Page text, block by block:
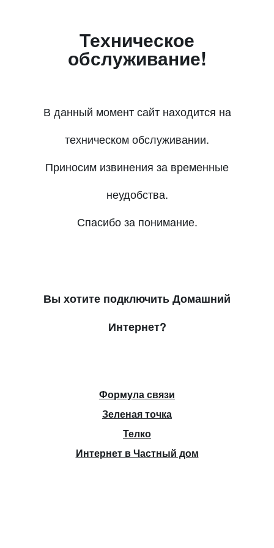
Техническое
обслуживание!
В данный момент сайт находится на
техническом обслуживании.
Приносим извинения за временные
неудобства.
Спасибо за понимание.
Вы хотите подключить Домашний
Интернет?
Формула связи
Зеленая точка
Телко
Интернет в Частный дом